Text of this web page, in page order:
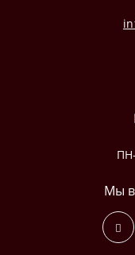
Мы в